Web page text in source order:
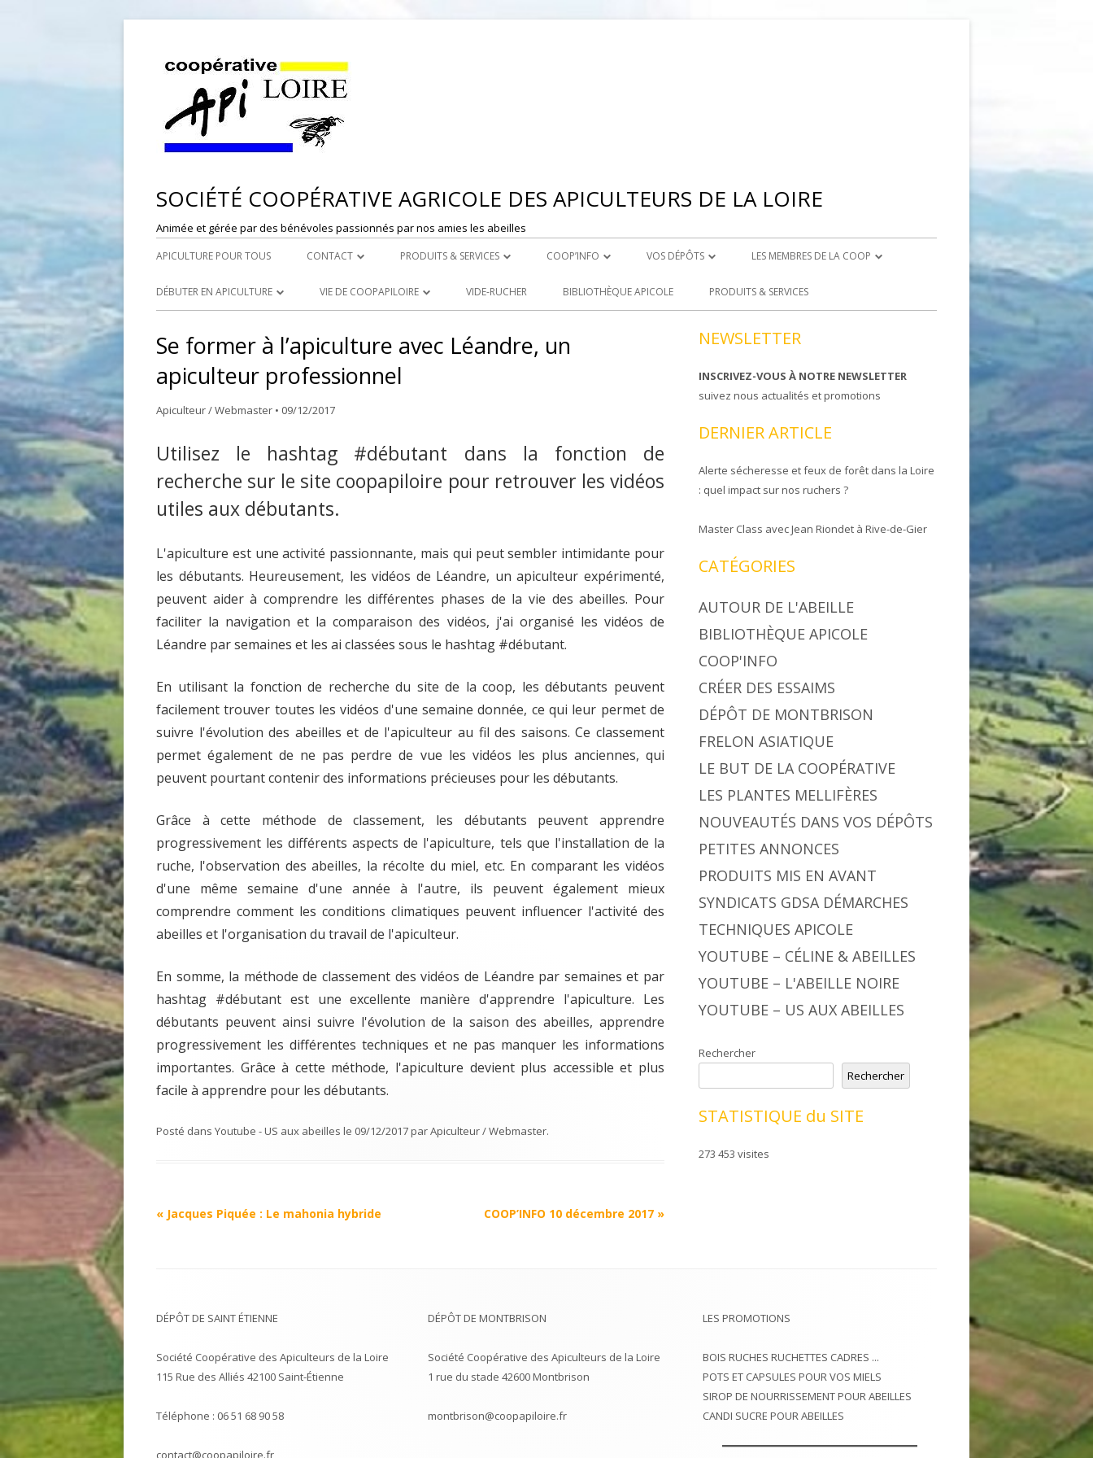
SOCIÉTÉ COOPÉRATIVE AGRICOLE DES APICULTEURS DE LA LOIRE
Animée et gérée par des bénévoles passionnés par nos amies les abeilles
APICULTURE POUR TOUS CONTACT
DÉPÔT DE MONTBRISON
PRODUITS & SERVICES
ROYAL CARE
COOP’INFO
DÉPOSER UNE ANNONCE
VOS DÉPÔTS
DEPOT DE ST ETIENNE
LES MEMBRES DE LA COOP
DEVENIR ADHÉRENT
DÉBUTER EN APICULTURE
INSTALLATION D’UN ÉLÈVE DU
ACHAT VENTE ABEILLES
VIE DE COOPAPILOIRE VIDE-RUCHER BIBLIOTHÈQUE APICOLE PRODUITS & SERVICES
Se former à l’apiculture avec Léandre, un
apiculteur professionnel
Apiculteur / Webmaster • 09/12/2017
Utilisez le hashtag #débutant dans la fonction de
recherche sur le site coopapiloire pour retrouver les vidéos
utiles aux débutants.
L'apiculture est une activité passionnante, mais qui peut sembler intimidante pour
les débutants. Heureusement, les vidéos de Léandre, un apiculteur expérimenté,
peuvent aider à comprendre les différentes phases de la vie des abeilles. Pour
faciliter la navigation et la comparaison des vidéos, j'ai organisé les vidéos de
Léandre par semaines et les ai classées sous le hashtag #débutant.
En utilisant la fonction de recherche du site de la coop, les débutants peuvent
facilement trouver toutes les vidéos d'une semaine donnée, ce qui leur permet de
suivre l'évolution des abeilles et de l'apiculteur au fil des saisons. Ce classement
permet également de ne pas perdre de vue les vidéos les plus anciennes, qui
peuvent pourtant contenir des informations précieuses pour les débutants.
Grâce à cette méthode de classement, les débutants peuvent apprendre
progressivement les différents aspects de l'apiculture, tels que l'installation de la
ruche, l'observation des abeilles, la récolte du miel, etc. En comparant les vidéos
d'une même semaine d'une année à l'autre, ils peuvent également mieux
comprendre comment les conditions climatiques peuvent influencer l'activité des
abeilles et l'organisation du travail de l'apiculteur.
En somme, la méthode de classement des vidéos de Léandre par semaines et par
hashtag #débutant est une excellente manière d'apprendre l'apiculture. Les
débutants peuvent ainsi suivre l'évolution de la saison des abeilles, apprendre
progressivement les différentes techniques et ne pas manquer les informations
importantes. Grâce à cette méthode, l'apiculture devient plus accessible et plus
facile à apprendre pour les débutants.
Posté dans Youtube - US aux abeilles le 09/12/2017parApiculteur / Webmaster.
Navigation
« Jacques Piquée : Le mahonia hybride COOP’INFO 10 décembre 2017 »
NEWSLETTER
INSCRIVEZ-VOUS À NOTRE NEWSLETTER
suivez nous actualités et promotions
DERNIER ARTICLE
Alerte sécheresse et feux de forêt dans la Loire
: quel impact sur nos ruchers ?
Master Class avec Jean Riondet à Rive-de-Gier
CATÉGORIES
AUTOUR DE L'ABEILLE
BIBLIOTHÈQUE APICOLE
COOP'INFO
CRÉER DES ESSAIMS
DÉPÔT DE MONTBRISON
FRELON ASIATIQUE
LE BUT DE LA COOPÉRATIVE
LES PLANTES MELLIFÈRES
NOUVEAUTÉS DANS VOS DÉPÔTS
PETITES ANNONCES
PRODUITS MIS EN AVANT
SYNDICATS GDSA DÉMARCHES
TECHNIQUES APICOLE
YOUTUBE – CÉLINE & ABEILLES
YOUTUBE – L'ABEILLE NOIRE
YOUTUBE – US AUX ABEILLES
Rechercher
Rechercher
STATISTIQUE du SITE
273 453 visites
DÉPÔT DE SAINT ÉTIENNE
Société Coopérative des Apiculteurs de la Loire
115 Rue des Alliés 42100 Saint-Étienne
Téléphone : 06 51 68 90 58
contact@coopapiloire.fr
DÉPÔT DE MONTBRISON
Société Coopérative des Apiculteurs de la Loire
1 rue du stade 42600 Montbrison
montbrison@coopapiloire.fr
LES PROMOTIONS
BOIS RUCHES RUCHETTES CADRES ...
POTS ET CAPSULES POUR VOS MIELS
SIROP DE NOURRISSEMENT POUR ABEILLES
CANDI SUCRE POUR ABEILLES